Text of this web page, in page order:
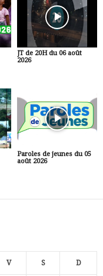
JT de 20H du 06 août
2026
Paroles de jeunes du 05
août 2026
V S D